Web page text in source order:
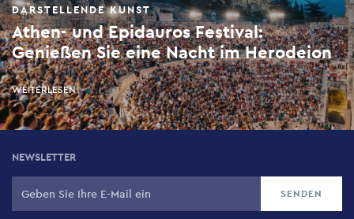
DARSTELLENDE KUNST
Athen- und Epidauros Festival:
Genießen Sie eine Nacht im Herodeion
WEITERLESEN
NEWSLETTER